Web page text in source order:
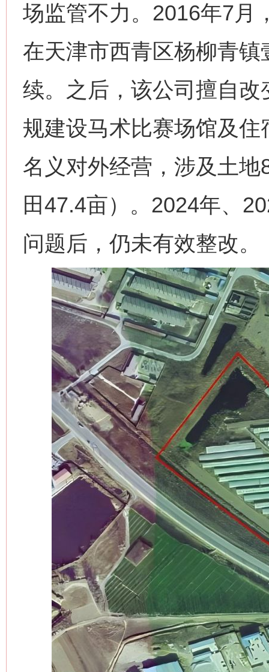
场监管不力。2016年7月
在天津市西青区杨柳青
续。之后，该公司擅自
规建设马术比赛场馆及
名义对外经营，涉及土
田47.4亩）。2024年、
问题后，仍未有效整改。